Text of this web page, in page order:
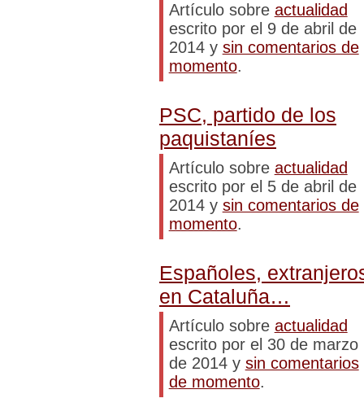
Artículo sobre actualidad
escrito por el 9 de abril de
2014 y sin comentarios de
momento.
PSC, partido de los
paquistaníes
Artículo sobre actualidad
escrito por el 5 de abril de
2014 y sin comentarios de
momento.
Españoles,
en Cataluña…
Artículo sobre actualidad
escrito por el 30 de marzo
de 2014 y sin comentarios
de momento.